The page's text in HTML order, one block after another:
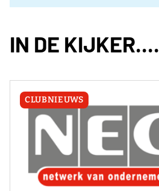
IN DE KIJKER....
CLUBNIEUWS